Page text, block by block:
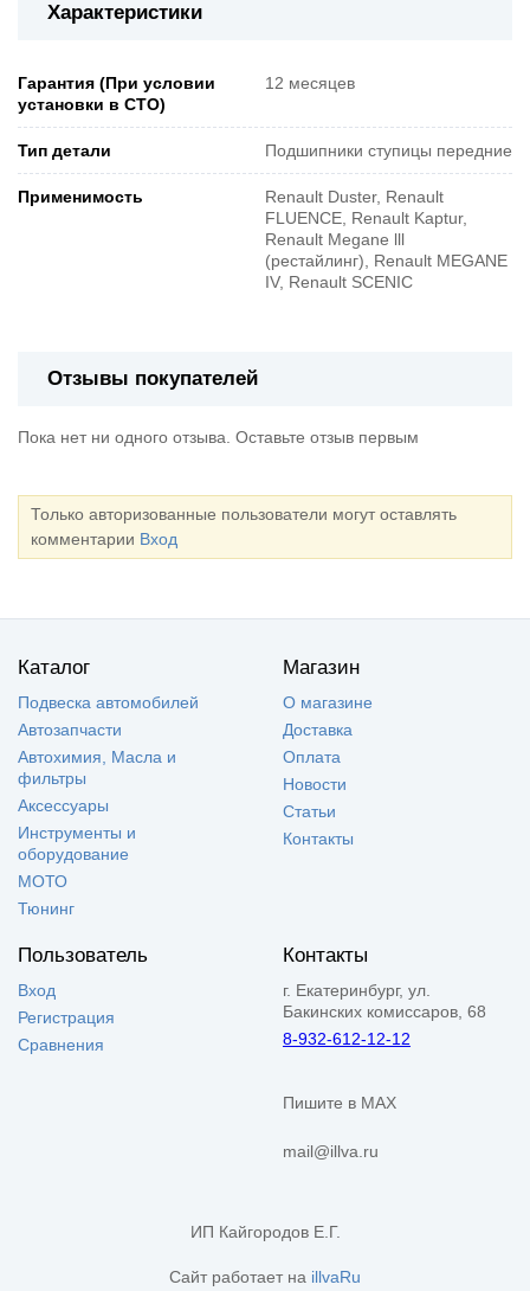
Характеристики
Гарантия (При условии
установки в СТО)
12 месяцев
Тип детали Подшипники ступицы передние
Применимость
Renault Duster, Renault
FLUENCE, Renault Kaptur,
Renault Megane lll
(рестайлинг), Renault MEGANE
IV, Renault SCENIC
Отзывы покупателей
Пока нет ни одного отзыва. Оставьте отзыв первым
Только авторизованные пользователи могут оставлять
комментарии Вход
Каталог
Подвеска автомобилей
Автозапчасти
Автохимия, Масла и
фильтры
Аксессуары
Инструменты и
оборудование
МОТО
Тюнинг
Магазин
О магазине
Доставка
Оплата
Новости
Статьи
Контакты
Пользователь
Вход
Регистрация
Сравнения
Контакты
г. Екатеринбург, ул.
Бакинских комиссаров, 68
8-932-612-12-12
Пишите в MAX
mail@illva.ru
ИП Кайгородов Е.Г.
Сайт работает на illvaRu